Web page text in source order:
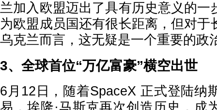
兰加入欧盟迈出了具有历史意义的一
为欧盟成员国还有很长距离，但对于
乌克兰而言，这无疑是一个重要的政
3、全球首位“万亿富豪”横空出世
6月12日，随着SpaceX 正式登陆纳
易，埃隆·马斯克再次创造历史，成